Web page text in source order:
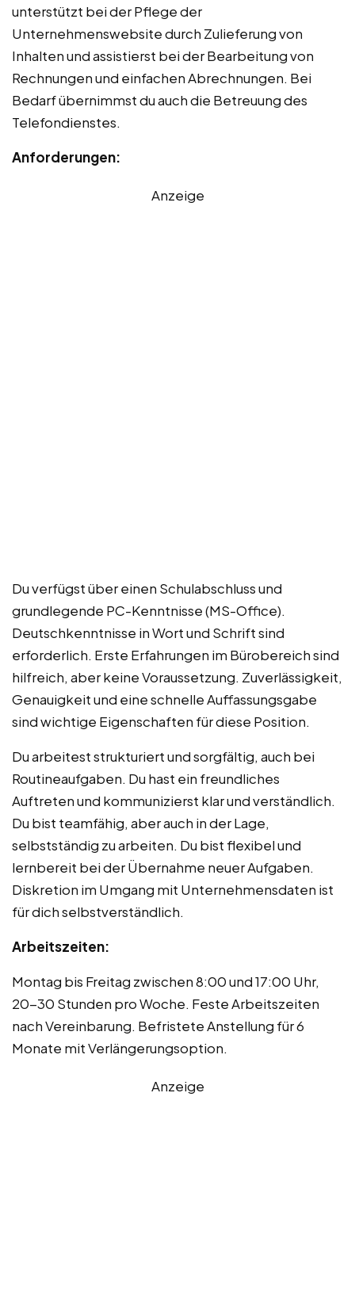
unterstützt bei der Pflege der
Unternehmenswebsite durch Zulieferung von
Inhalten und assistierst bei der Bearbeitung von
Rechnungen und einfachen Abrechnungen. Bei
Bedarf übernimmst du auch die Betreuung des
Telefondienstes.
Anforderungen:
Anzeige
Du verfügst über einen Schulabschluss und
grundlegende PC-Kenntnisse (MS-Office).
Deutschkenntnisse in Wort und Schrift sind
erforderlich. Erste Erfahrungen im Bürobereich sind
hilfreich, aber keine Voraussetzung. Zuverlässigkeit,
Genauigkeit und eine schnelle Auffassungsgabe
sind wichtige Eigenschaften für diese Position.
Du arbeitest strukturiert und sorgfältig, auch bei
Routineaufgaben. Du hast ein freundliches
Auftreten und kommunizierst klar und verständlich.
Du bist teamfähig, aber auch in der Lage,
selbstständig zu arbeiten. Du bist flexibel und
lernbereit bei der Übernahme neuer Aufgaben.
Diskretion im Umgang mit Unternehmensdaten ist
für dich selbstverständlich.
Arbeitszeiten:
Montag bis Freitag zwischen 8:00 und 17:00 Uhr,
20-30 Stunden pro Woche. Feste Arbeitszeiten
nach Vereinbarung. Befristete Anstellung für 6
Monate mit Verlängerungsoption.
Anzeige